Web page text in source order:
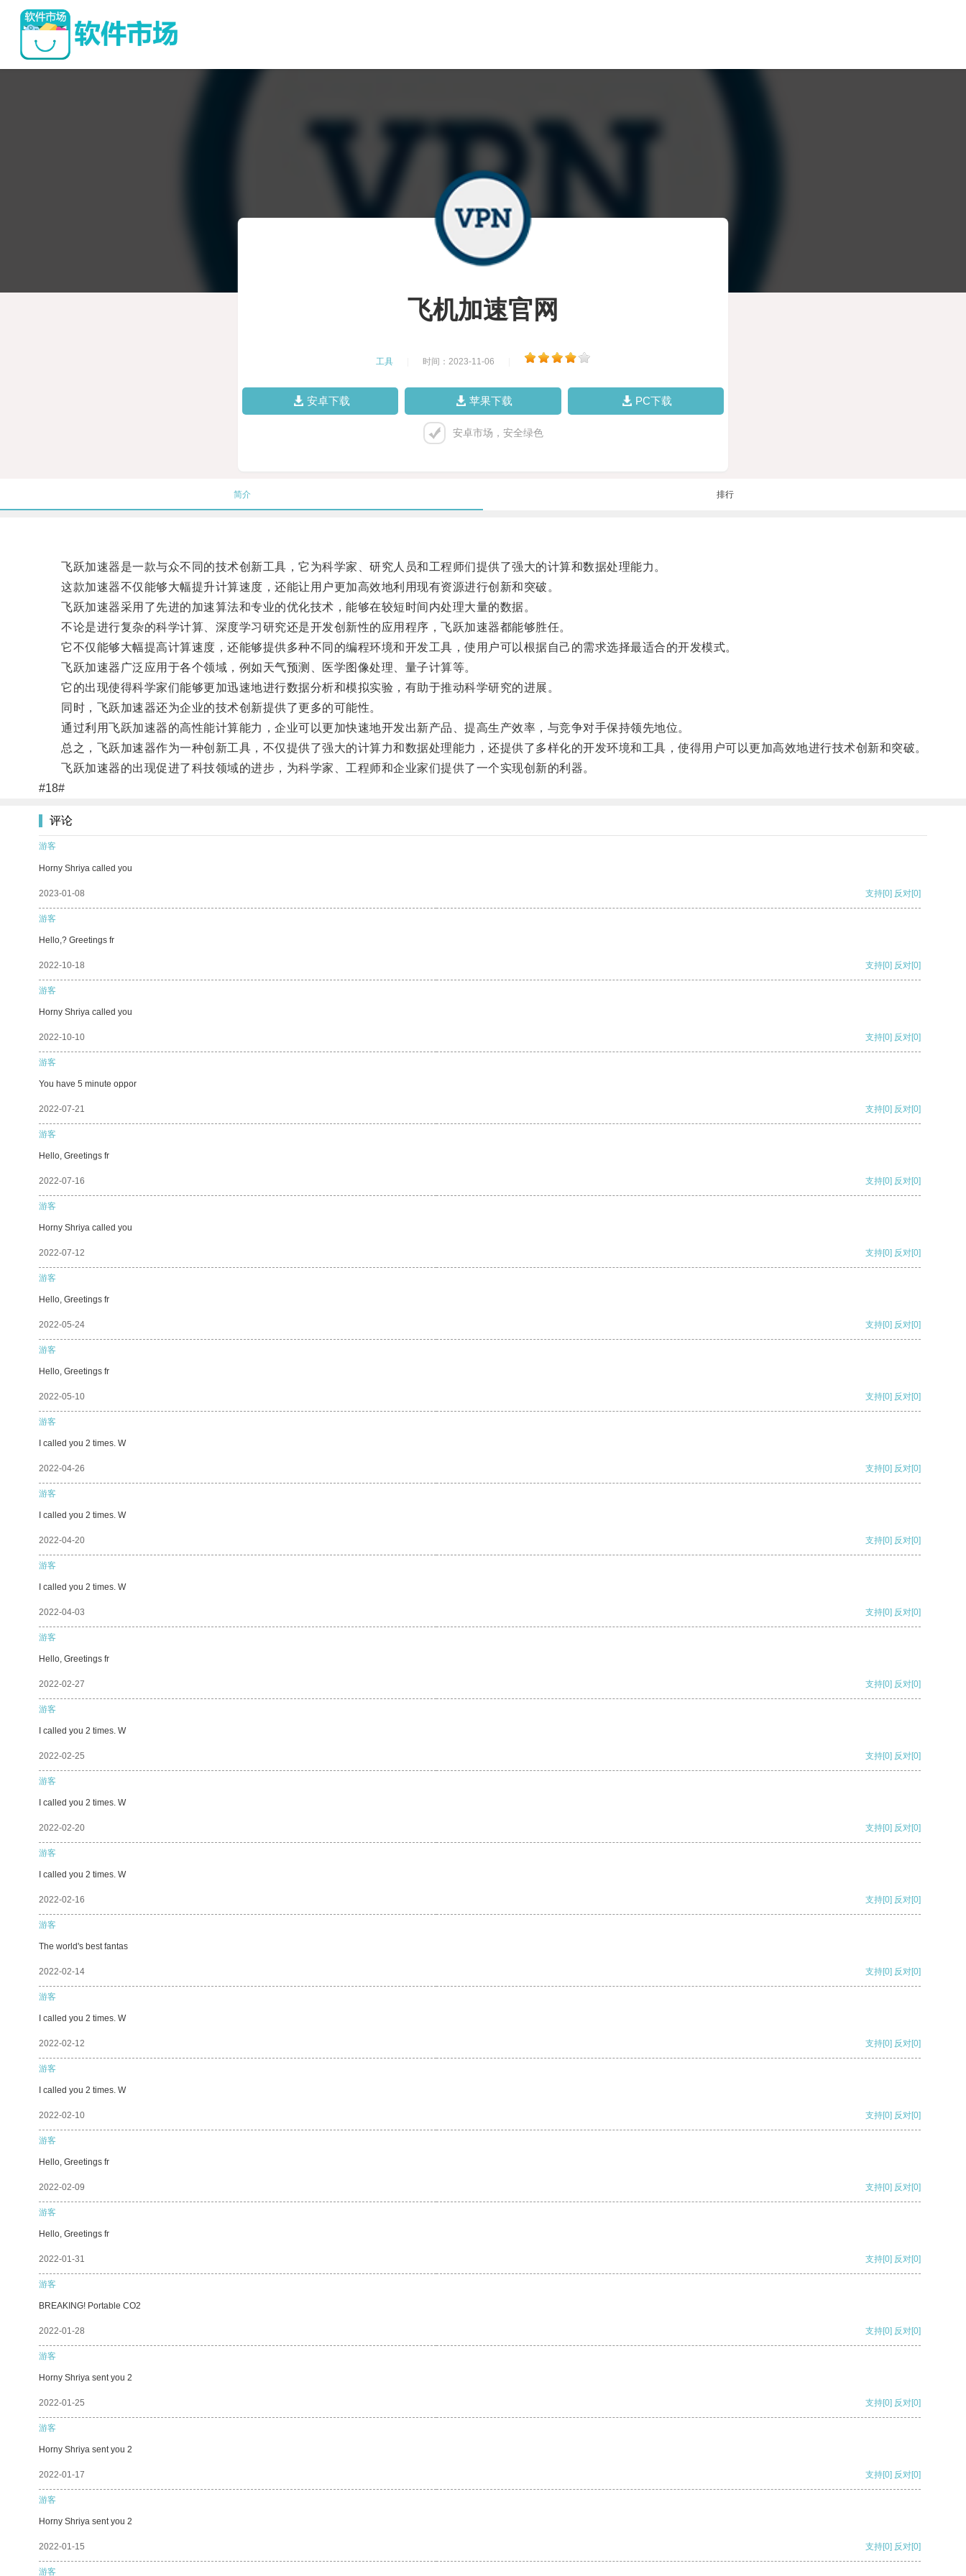
飞机加速官网
工具 时间：2023-11-06
安卓下载 苹果下载 PC下载
安卓市场，安全绿色
简介 排行
飞跃加速器是一款与众不同的技术创新工具，它为科学家、研究人员和工程师们提供了强大的计算和数据处理能力。
这款加速器不仅能够大幅提升计算速度，还能让用户更加高效地利用现有资源进行创新和突破。
飞跃加速器采用了先进的加速算法和专业的优化技术，能够在较短时间内处理大量的数据。
不论是进行复杂的科学计算、深度学习研究还是开发创新性的应用程序，飞跃加速器都能够胜任。
它不仅能够大幅提高计算速度，还能够提供多种不同的编程环境和开发工具，使用户可以根据自己的需求选择最适合的开发模式。
飞跃加速器广泛应用于各个领域，例如天气预测、医学图像处理、量子计算等。
它的出现使得科学家们能够更加迅速地进行数据分析和模拟实验，有助于推动科学研究的进展。
同时，飞跃加速器还为企业的技术创新提供了更多的可能性。
通过利用飞跃加速器的高性能计算能力，企业可以更加快速地开发出新产品、提高生产效率，与竞争对手保持领先地位。
总之，飞跃加速器作为一种创新工具，不仅提供了强大的计算力和数据处理能力，还提供了多样化的开发环境和工具，使得用户可以更加高效地进行技术创新和突破。
飞跃加速器的出现促进了科技领域的进步，为科学家、工程师和企业家们提供了一个实现创新的利器。
#18#
评论
游客
Horny Shriya called you
2023-01-08 支持[0] 反对[0]
游客
Hello,? Greetings fr
2022-10-18 支持[0] 反对[0]
游客
Horny Shriya called you
2022-10-10 支持[0] 反对[0]
游客
You have 5 minute oppor
2022-07-21 支持[0] 反对[0]
游客
Hello, Greetings fr
2022-07-16 支持[0] 反对[0]
游客
Horny Shriya called you
2022-07-12 支持[0] 反对[0]
游客
Hello, Greetings fr
2022-05-24 支持[0] 反对[0]
游客
Hello, Greetings fr
2022-05-10 支持[0] 反对[0]
游客
I called you 2 times. W
2022-04-26 支持[0] 反对[0]
游客
I called you 2 times. W
2022-04-20 支持[0] 反对[0]
游客
I called you 2 times. W
2022-04-03 支持[0] 反对[0]
游客
Hello, Greetings fr
2022-02-27 支持[0] 反对[0]
游客
I called you 2 times. W
2022-02-25 支持[0] 反对[0]
游客
I called you 2 times. W
2022-02-20 支持[0] 反对[0]
游客
I called you 2 times. W
2022-02-16 支持[0] 反对[0]
游客
The world's best fantas
2022-02-14 支持[0] 反对[0]
游客
I called you 2 times. W
2022-02-12 支持[0] 反对[0]
游客
I called you 2 times. W
2022-02-10 支持[0] 反对[0]
游客
Hello, Greetings fr
2022-02-09 支持[0] 反对[0]
游客
Hello, Greetings fr
2022-01-31 支持[0] 反对[0]
游客
BREAKING! Portable CO2
2022-01-28 支持[0] 反对[0]
游客
Horny Shriya sent you 2
2022-01-25 支持[0] 反对[0]
游客
Horny Shriya sent you 2
2022-01-17 支持[0] 反对[0]
游客
Horny Shriya sent you 2
2022-01-15 支持[0] 反对[0]
游客